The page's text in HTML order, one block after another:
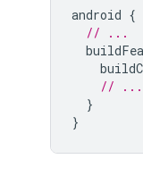
android {
// ...
// ...
}
}